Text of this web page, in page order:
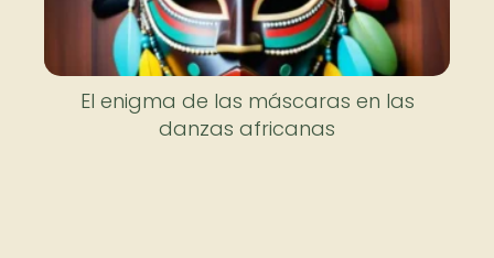
El enigma de las máscaras en las
danzas africanas